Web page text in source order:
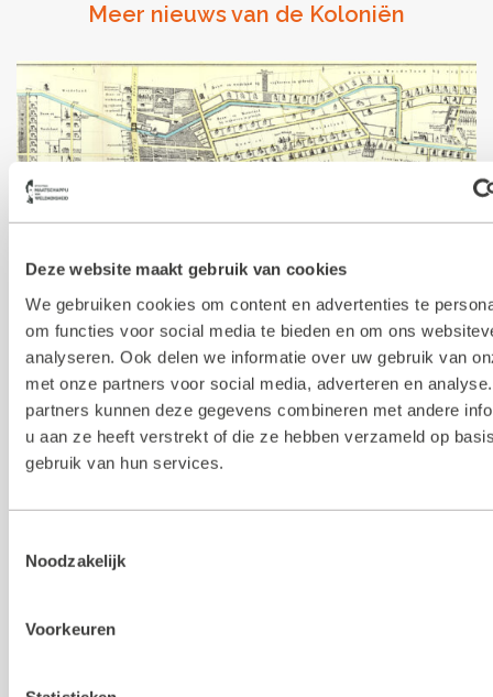
Deze website maakt gebruik van cookies
We gebruiken cookies om content en advertenties te
om functies voor social media te bieden en om ons
analyseren. Ook delen we informatie over uw gebruik van
met onze partners voor social media, adverteren en
partners kunnen deze gegevens combineren met andere
u aan ze heeft verstrekt of die ze hebben verzameld op
gebruik van hun services.
Noodzakelijk
Voorkeuren
Meer nieuws van de Koloniën
Volg ons op social media
ANBI status